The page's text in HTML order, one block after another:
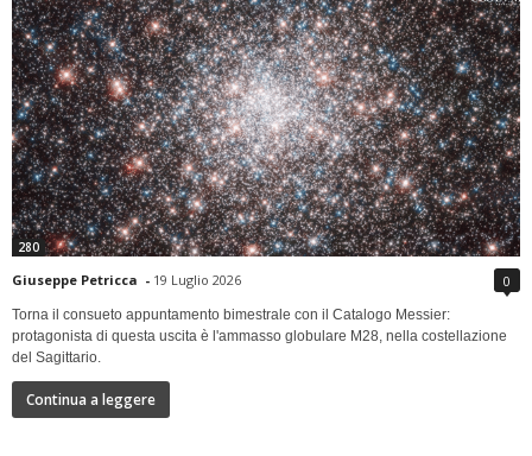
280
Giuseppe Petricca - 19 Luglio 2026 0
Torna il consueto appuntamento bimestrale con il Catalogo Messier:
protagonista di questa uscita è l'ammasso globulare M28, nella costellazione
del Sagittario.
Continua a leggere